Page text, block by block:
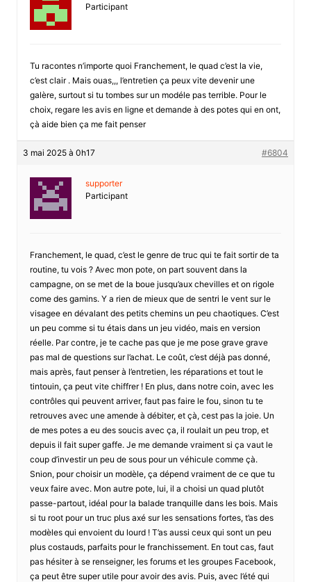
Participant
Tu racontes n’importe quoi Franchement, le quad c’est la vie,
c’est clair . Mais ouas,,, l’entretien ça peux vite devenir une
galère, surtout si tu tombes sur un modéle pas terrible. Pour le
choix, regare les avis en ligne et demande à des potes qui en ont,
çà aide bien ça me fait penser
3 mai 2025 à 0h17 #6804
supporter
Participant
Franchement, le quad, c’est le genre de truc qui te fait sortir de ta
routine, tu vois ? Avec mon pote, on part souvent dans la
campagne, on se met de la boue jusqu’aux chevilles et on rigole
come des gamins. Y a rien de mieux que de sentri le vent sur le
visagee en dévalant des petits chemins un peu chaotiques. C’est
un peu comme si tu étais dans un jeu vidéo, mais en version
réelle. Par contre, je te cache pas que je me pose grave grave
pas mal de questions sur l’achat. Le coût, c’est déjà pas donné,
mais après, faut penser à l’entretien, les réparations et tout le
tintouin, ça peut vite chiffrer ! En plus, dans notre coin, avec les
contrôles qui peuvent arriver, faut pas faire le fou, sinon tu te
retrouves avec une amende à débiter, et çà, cest pas la joie. Un
de mes potes a eu des soucis avec ça, il roulait un peu trop, et
depuis il fait super gaffe. Je me demande vraiment si ça vaut le
coup d’investir un peu de sous pour un véhicule comme çà.
Snion, pour choisir un modèle, ça dépend vraiment de ce que tu
veux faire avec. Mon autre pote, lui, il a choisi un quad plutôt
passe-partout, idéal pour la balade tranquille dans les bois. Mais
si tu root pour un truc plus axé sur les sensations fortes, t’as des
modèles qui envoient du lourd ! T’as aussi ceux qui sont un peu
plus costauds, parfaits pour le franchissement. En tout cas, faut
pas hésiter à se renseigner, les forums et les groupes Facebook,
ça peut être super utile pour avoir des avis. Puis, avec l’été qui